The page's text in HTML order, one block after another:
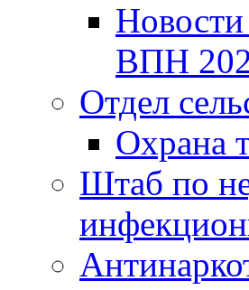
ВПН
Отдел
Охрана
Штаб по